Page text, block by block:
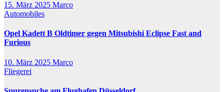
15. März 2025 Marco
Automobiles
Opel Kadett B Oldtimer gegen Mitsubishi Eclipse Fast and
Furious
10. März 2025 Marco
Fliegerei